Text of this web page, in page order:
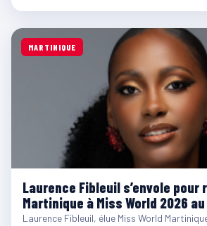
MARTINIQUE
Laurence Fibleuil s’envole
Martinique à Miss World 2026
Laurence Fibleuil, élue Miss World